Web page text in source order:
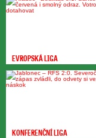
EVROPSKÁ LIGA
KONFERENČNÍ LIGA